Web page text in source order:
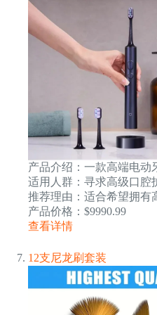
产品介绍：一款高端电动
适用人群：寻求高级口腔
推荐理由：适合希望拥有
产品价格：$9990.99
查看详情
12支尼龙刷套装